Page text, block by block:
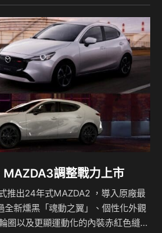
的車載娛樂系統螢幕，但是日本市
之後，螢幕放大到8.8吋，其畫面比
還有著Mazda Connect的功能，現
、定位車輛，並且透過你手上的智慧
調整戰力上市
推出24年式MAZDA2 ，導入原廠最
新燻黑「魂動之翼」、個性化外觀
圈以及更顯運動化的內裝赤紅色縫線